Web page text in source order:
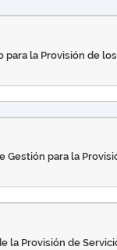
la Provisión de
para la
la Provisión de